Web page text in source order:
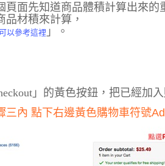
頁面先知道商品體積計算出來
品材積來計算，
以參考這裡 」。
」的黃色按鈕，把已經加
三內 點下右邊黃色購物車符號